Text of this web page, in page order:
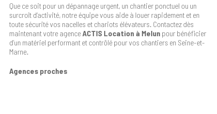
Agences proches
Que ce soit pour un dépannage urgent, un chantier ponctuel ou un
surcroît d’activité, notre équipe vous aide à louer rapidement et en
toute sécurité vos nacelles et chariots élévateurs. Contactez dès
maintenant votre agence ACTIS Location à Melun pour bénéficier
d’un matériel performant et contrôlé pour vos chantiers en Seine-et-
Marne.